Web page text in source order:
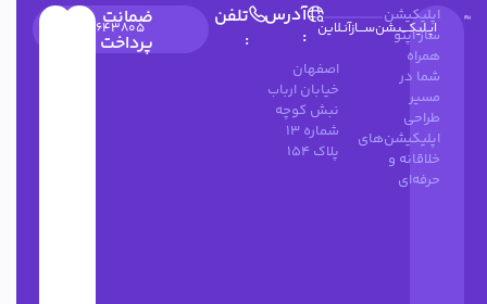
اپـلیکـــیشن‌ســـازآنـلاین
اپلیکیشن
ساز اپتو
همراه
شما در
مسیر
طراحی
اپلیکیشن‌های
خلاقانه و
حرفه‌ای
آدرس
:
اصفهان
خیابان ارباب
نبش کوچه
شماره 13
پلاک 154
تلفن
:
۰۳۱۳۶۶۲۶۰۴۹
۰۲۱۹۱۰۳۵۹۷۴
09900643805
ضمانت
پرداخت